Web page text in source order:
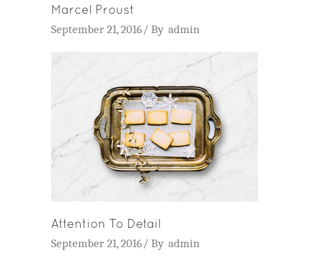
Marcel Proust
September 21, 2016 By admin
Attention To Detail
September 21, 2016 By admin